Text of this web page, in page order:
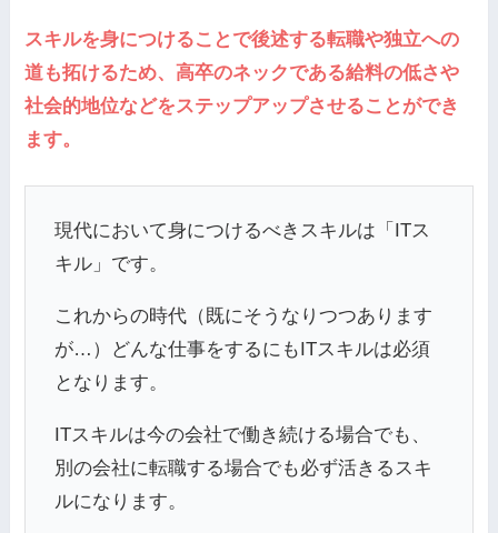
スキルを身につけることで後述する転職や独立への
道も拓けるため、高卒のネックである給料の低さや
社会的地位などをステップアップさせることができ
ます。
現代において身につけるべきスキルは「ITス
キル」です。
これからの時代（既にそうなりつつあります
が…）どんな仕事をするにもITスキルは必須
となります。
ITスキルは今の会社で働き続ける場合でも、
別の会社に転職する場合でも必ず活きるスキ
ルになります。